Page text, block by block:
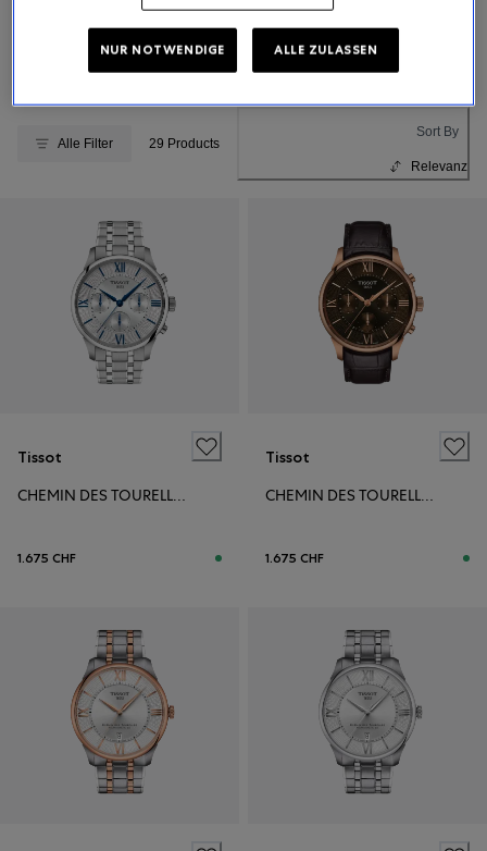
Alle Filter 29 Products
Sort By
Relevanz
Tissot
CHEMIN DES TOURELLES POWERMATIC 80 42MM
1.675 CHF
Tissot
CHEMIN DES TOURELLES POWERMATIC 80 42MM
1.675 CHF
NUR NOTWENDIGE ALLE ZULASSEN